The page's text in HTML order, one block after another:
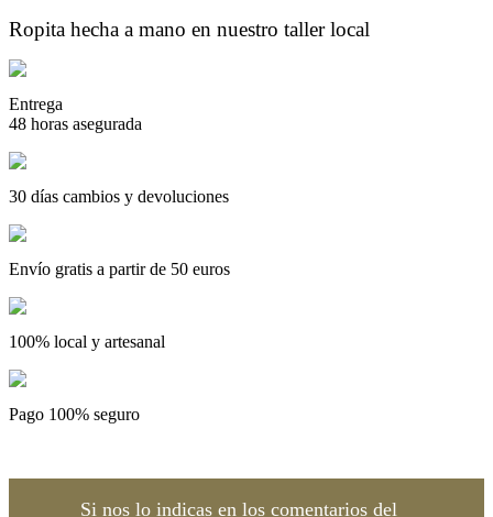
Ropita hecha a mano en nuestro taller local
Entrega
48 horas asegurada
30 días cambios y devoluciones
Envío gratis a partir de 50 euros
100% local y artesanal
Pago 100% seguro
Si nos lo indicas en los comentarios del